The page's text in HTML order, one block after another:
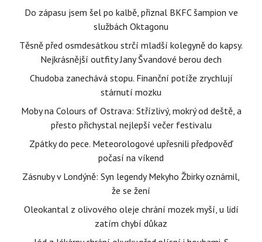
Do zápasu jsem šel po kalbě, přiznal BKFC šampion ve
službách Oktagonu
Těsně před osmdesátkou strčí mladší kolegyně do kapsy.
Nejkrásnější outfity Jany Švandové berou dech
Chudoba zanechává stopu. Finanční potíže zrychlují
stárnutí mozku
Moby na Colours of Ostrava: Střízlivý, mokrý od deště, a
přesto přichystal nejlepší večer festivalu
Zpátky do pece. Meteorologové upřesnili předpověď
počasí na víkend
Zásnuby v Londýně: Syn legendy Mekyho Žbirky oznámil,
že se žení
Oleokantal z olivového oleje chrání mozek myší, u lidí
zatím chybí důkaz